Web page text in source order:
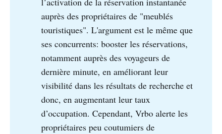
auprès des propriétaires de "meublés
touristiques". L'argument est le même que
ses concurrents: booster les réservations,
notamment auprès des voyageurs de
dernière minute, en améliorant leur
visibilité dans les résultats de recherche et
donc, en augmentant leur taux
d’occupation. Cependant, Vrbo alerte les
propriétaires peu coutumiers de